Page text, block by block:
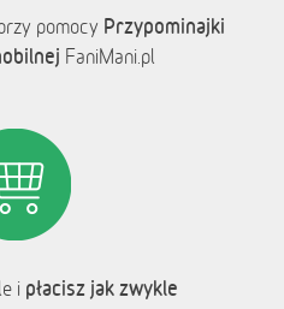
pomocy Przypominajki
FaniMani.pl
i płacisz jak zwykle